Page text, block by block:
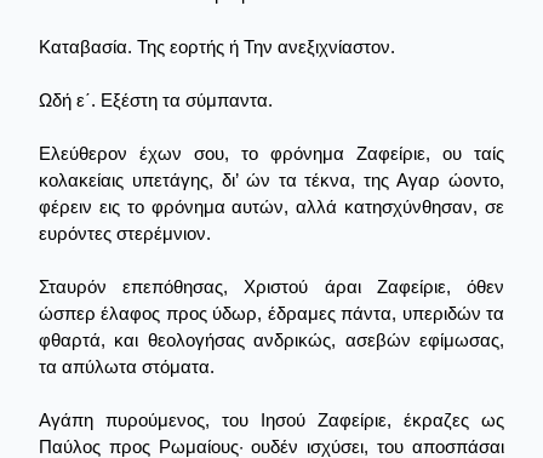
Καταβασία. Της εορτής ή Την ανεξιχνίαστον.
Ωδή ε΄. Εξέστη τα σύμπαντα.
Ελεύθερον έχων σου, το φρόνημα Ζαφείριε, ου ταίς
κολακείαις υπετάγης, δι’ ών τα τέκνα, της Αγαρ ώοντο,
φέρειν εις το φρόνημα αυτών, αλλά κατησχύνθησαν, σε
ευρόντες στερέμνιον.
Σταυρόν επεπόθησας, Χριστού άραι Ζαφείριε, όθεν
ώσπερ έλαφος προς ύδωρ, έδραμες πάντα, υπεριδών τα
φθαρτά, και θεολογήσας ανδρικώς, ασεβών εφίμωσας,
τα απύλωτα στόματα.
Αγάπη πυρούμενος, του Ιησού Ζαφείριε, έκραζες ως
Παύλος προς Ρωμαίους· ουδέν ισχύσει, του αποσπάσαι